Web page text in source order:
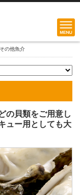
の他魚介
の貝類をご用意し
ュー用としても大